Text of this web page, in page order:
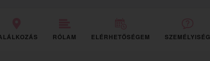
RÓLAM ELÉRHETŐSÉGEM SZEMÉLYISÉG